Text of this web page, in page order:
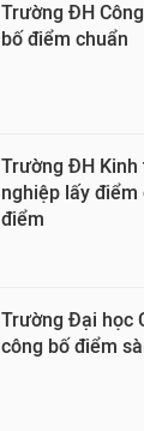
Trường ĐH
bố điểm chuẩn
Trường ĐH Kinh
nghiệp lấy điểm
điểm
Trường Đại học
công bố điểm